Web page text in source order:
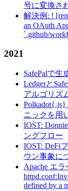
号に変換さ
解決例: !
an OAuth
`.github/
2021
SafePalで生
Ledgerと
アルゴリズ
Polkadot{.js}
ニックを用
IOST:
ングフロー
IOST: DeFi
ウン事象に
Apache エ
defined by a